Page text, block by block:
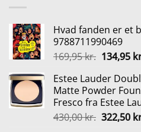
Hvad fanden er et
9788711990469
169,95kr. Den
pris
var:
169,95
134,95
Estee Lauder
Matte Powder
Fresco fra Estee
430,00kr. Den
322,50